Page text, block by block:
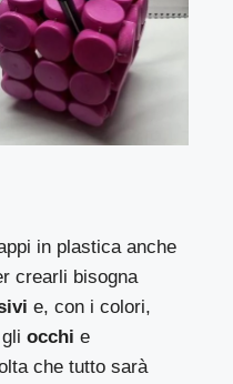
in plastica anche
crearli bisogna
e, con i colori,
gliocchi e
che tutto sarà